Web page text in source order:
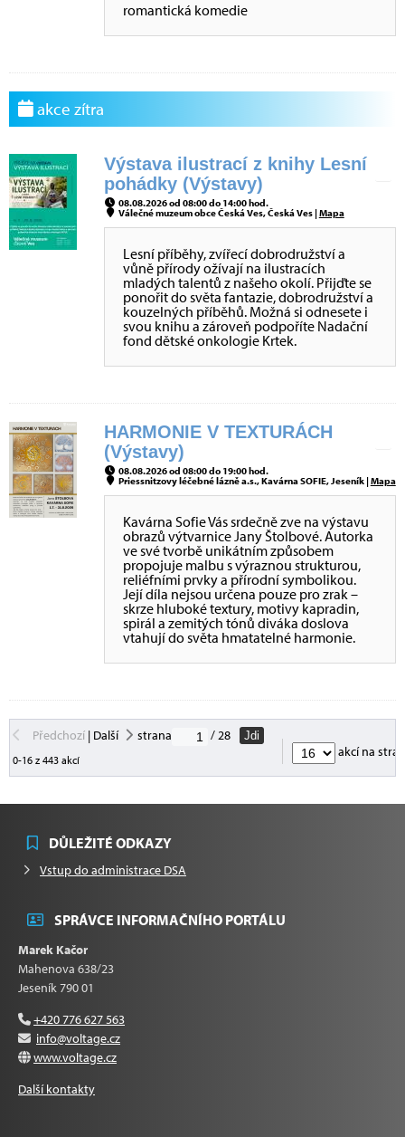
romantická komedie
akce zítra
Výstava ilustrací z knihy Lesní
pohádky (Výstavy)
08.08.2026 od 08:00 do 14:00 hod.
Válečné muzeum obce Česká Ves, Česká Ves |Mapa
Lesní příběhy, zvířecí dobrodružství a
vůně přírody ožívají na ilustracích
mladých talentů z našeho okolí. Přijďte se
ponořit do světa fantazie, dobrodružství a
kouzelných příběhů. Možná si odnesete i
svou knihu a zároveň podpoříte Nadační
fond dětské onkologie Krtek.
HARMONIE V TEXTURÁCH
(Výstavy)
08.08.2026 od 08:00 do 19:00 hod.
Priessnitzovy léčebné lázně a.s., Kavárna SOFIE, Jeseník |Mapa
Kavárna Sofie Vás srdečně zve na výstavu
obrazů výtvarnice Jany Štolbové. Autorka
ve své tvorbě unikátním způsobem
propojuje malbu s výraznou strukturou,
reliéfními prvky a přírodní symbolikou.
Její díla nejsou určena pouze pro zrak –
skrze hluboké textury, motivy kapradin,
spirál a zemitých tónů diváka doslova
vtahují do světa hmatatelné harmonie.
Předchozí| Další strana / 28
Jdi
0-16 z 443 akcí
akcí na
DŮLEŽITÉ ODKAZY
Vstup do administrace DSA
SPRÁVCE INFORMAČNÍHO PORTÁLU
Marek Kačor
Mahenova 638/23
Jeseník 790 01
+420 776 627 563
info@voltage.cz
www.voltage.cz
Další kontakty